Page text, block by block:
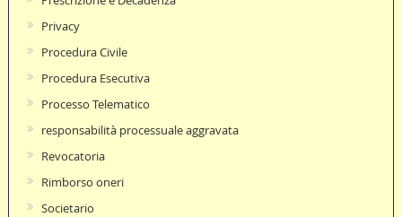
Privacy
Procedura Civile
Procedura Esecutiva
Processo Telematico
responsabilità processuale aggravata
Revocatoria
Rimborso oneri
Societario